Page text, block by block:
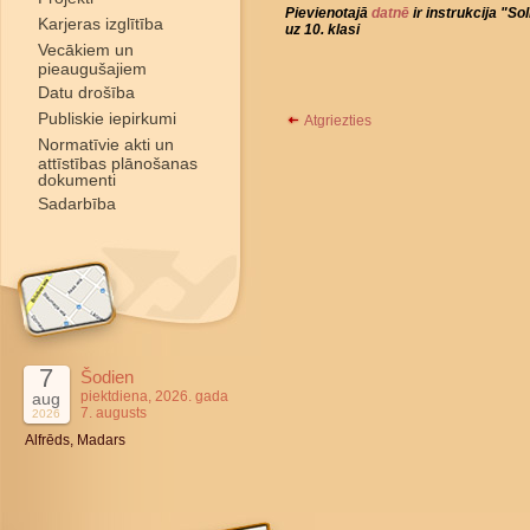
Karjeras izglītība
Vecākiem un
pieaugušajiem
Datu drošība
Publiskie iepirkumi
Normatīvie akti un
attīstības plānošanas
dokumenti
Sadarbība
7
aug
2026
Šodien
piektdiena, 2026. gada
7. augusts
Alfrēds, Madars
Pievienotajā datnē ir instrukcija
uz 10. klasi
Atgriezties